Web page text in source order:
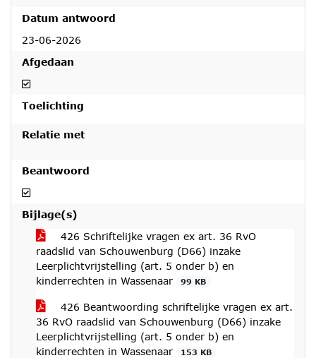
Datum antwoord
23-06-2026
Afgedaan
Afgedaan
Toelichting
Relatie met
Beantwoord
Beantwoord
Bijlage(s)
426 Schriftelijke vragen ex art. 36 RvO
raadslid van Schouwenburg (D66) inzake
Leerplichtvrijstelling (art. 5 onder b) en
kinderrechten in Wassenaar
99 KB
426 Beantwoording schriftelijke vragen ex art.
36 RvO raadslid van Schouwenburg (D66) inzake
Leerplichtvrijstelling (art. 5 onder b) en
kinderrechten in Wassenaar
153 KB